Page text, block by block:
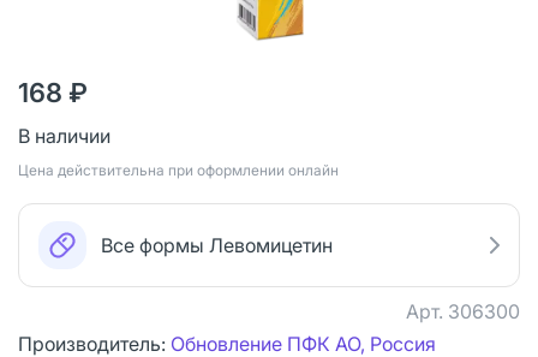
168 ₽
В наличии
Цена действительна при оформлении онлайн
Все формы Левомицетин
Арт. 306300
Производитель: Обновление ПФК АО, Россия